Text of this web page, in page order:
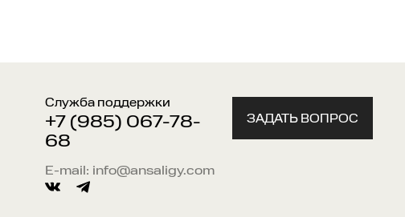
Служба поддержки
+7 (985) 067-78-
68
ЗАДАТЬ ВОПРОС
E-mail: info@ansaligy.com